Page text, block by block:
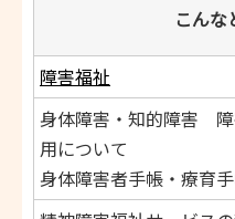
こんな
障害福祉
身体障害・知的障害
用について
身体障害者手帳・療育